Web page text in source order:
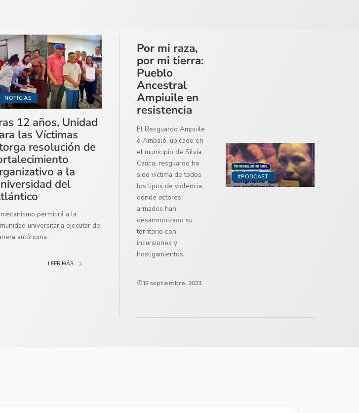
NOTICIAS
12 años, Unidad
las Víctimas
resolución de
a la
del
permitirá a la
universitaria ejecutar de
autónoma ...
LEER MÁS
#PODCAST
Por mi raza,
por mi tierra:
Pueblo
Ancestral
Ampiuile en
resistencia
El Resguardo Ampuile
o Ambaló, ubicado en
el municipio de Silvia,
Cauca, resguardo ha
sido víctima de todos
los tipos de violencia,
donde actores
armados han
desarmonizado su
territorio con
incursiones y
hostigamientos.
15 septiembre, 2023